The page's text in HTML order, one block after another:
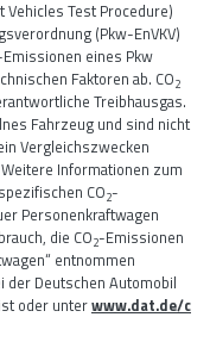
Vehicles Test Procedure)
(Pkw-EnVKV)
eines Pkw
Faktoren ab. CO2
Treibhausgas.
Fahrzeug und sind nicht
Vergleichszwecken
Informationen zum
CO2-
Personenkraftwagen
die CO2-Emissionen
entnommen
der Deutschen Automobil
oder unterwww.dat.de/c